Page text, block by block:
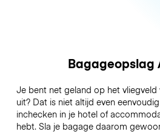
Bagageopslag
Je bent net geland op het vliegveld
uit? Dat is niet altijd even
inchecken in je hotel of
hebt. Sla je bagage daarom